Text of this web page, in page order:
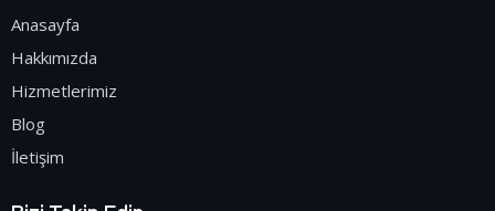
Anasayfa
Hakkımızda
Hizmetlerimiz
Blog
İletişim